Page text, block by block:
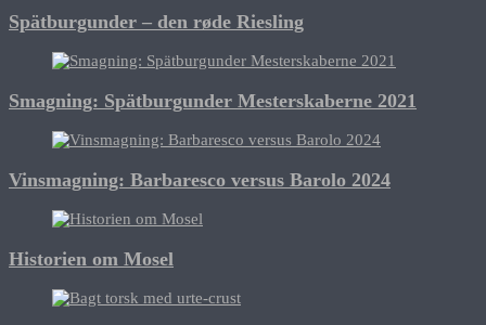
Spätburgunder – den røde Riesling
Smagning: Spätburgunder Mesterskaberne 2021
Vinsmagning: Barbaresco versus Barolo 2024
Historien om Mosel